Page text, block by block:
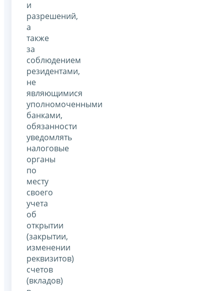
и
разрешений,
а
также
за
соблюдением
резидентами,
не
являющимися
уполномоченными
банками,
обязанности
уведомлять
налоговые
органы
по
месту
своего
учета
об
открытии
(закрытии,
изменении
реквизитов)
счетов
(вкладов)